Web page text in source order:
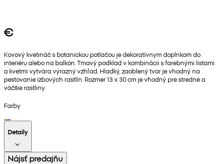
€
Kovový kvetináč s botanickou potlačou je dekoratívnym doplnkom do
interiéru alebo na balkón. Tmavý podklad v kombinácii s farebnými listami
a kvetmi vytvára výrazný vzhľad. Hladký, zaoblený tvar je vhodný na
pestovanie izbových rastlín. Rozmer 13 x 30 cm je vhodný pre stredné a
väčšie rastliny.
Farby
Detaily
Nájsť predajňu